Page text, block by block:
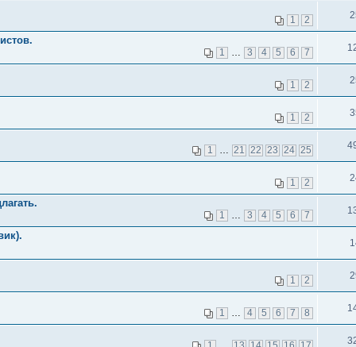
1 2
1 … 3 4 5 6 7
1 2
1 2
1 … 21 22 23 24 25
1 2
1 … 3 4 5 6 7
1 2
1 … 4 5 6 7 8